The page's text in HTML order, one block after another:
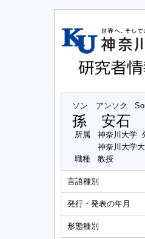
ソン アンソク
孫 安石
所属
神奈川大学
神奈川大学
職種
教授
言語種別
発行・発表の年月
形態種別